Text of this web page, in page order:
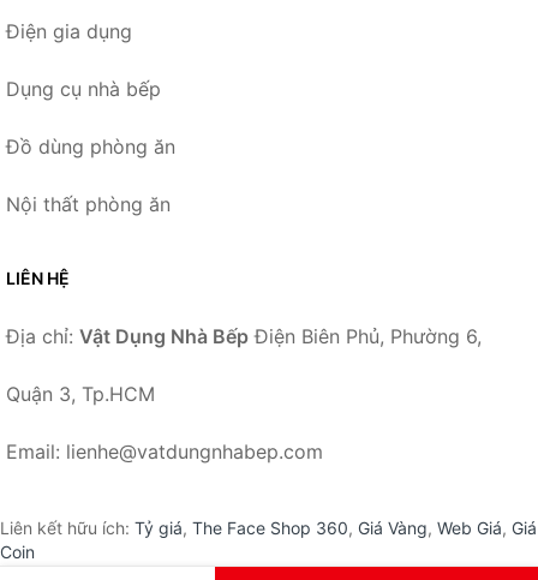
Điện gia dụng
Dụng cụ nhà bếp
Đồ dùng phòng ăn
Nội thất phòng ăn
LIÊN HỆ
Địa chỉ: Vật Dụng Nhà Bếp Điện Biên Phủ, Phường 6,
Quận 3, Tp.HCM
Email: lienhe@vatdungnhabep.com
Liên kết hữu ích: Tỷ giá, The Face Shop 360, Giá Vàng, Web Giá, Giá
Coin